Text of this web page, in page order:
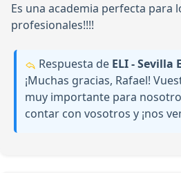
Es una academia perfecta para
profesionales!!!!
Respuesta de ELI - Sevilla
¡Muchas gracias, Rafael!
muy importante para
contar con vosotros y ¡nos